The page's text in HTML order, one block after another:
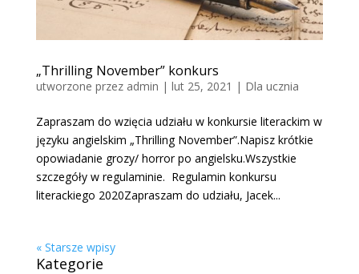
„Thrilling November” konkurs
utworzone przez admin | lut 25, 2021 | Dla ucznia
Zapraszam do wzięcia udziału w konkursie literackim w
języku angielskim „Thrilling November”.Napisz krótkie
opowiadanie grozy/ horror po angielsku.Wszystkie
szczegóły w regulaminie. Regulamin konkursu
literackiego 2020Zapraszam do udziału, Jacek...
« Starsze wpisy
Kategorie